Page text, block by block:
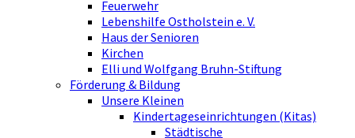
Feuerwehr
Lebenshilfe Ostholstein e. V.
Haus der Senioren
Kirchen
Elli und Wolfgang Bruhn-Stiftung
Förderung & Bildung
Unsere Kleinen
Kindertageseinrichtungen (Kitas)
Städtische